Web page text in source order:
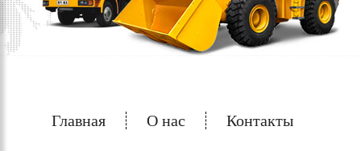
Главная О нас Контакты